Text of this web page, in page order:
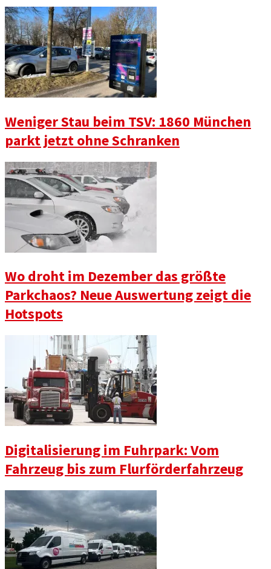
Weniger Stau beim TSV: 1860 München
parkt jetzt ohne Schranken
Wo droht im Dezember das größte
Parkchaos? Neue Auswertung zeigt die
Hotspots
Digitalisierung im Fuhrpark: Vom
Fahrzeug bis zum Flurförderfahrzeug